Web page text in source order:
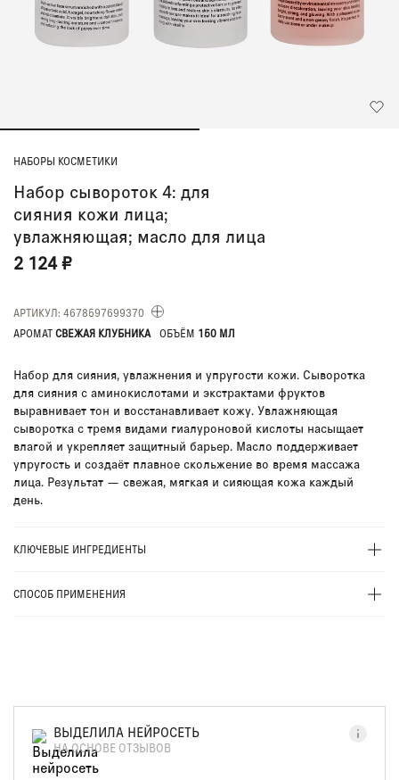
НАБОРЫ КОСМЕТИКИ
Набор сывороток 4: для
сияния кожи лица;
увлажняющая; масло для лица
2 124 ₽
АРТИКУЛ: 4678597699370
АРОМАТ СВЕЖАЯ КЛУБНИКА ОБЪЁМ 150 МЛ
Набор для сияния, увлажнения и упругости кожи. Сыворотка
для сияния с аминокислотами и экстрактами фруктов
выравнивает тон и восстанавливает кожу. Увлажняющая
сыворотка с тремя видами гиалуроновой кислоты насыщает
влагой и укрепляет защитный барьер. Масло поддерживает
упругость и создаёт плавное скольжение во время массажа
лица. Результат — свежая, мягкая и сияющая кожа каждый
день.
КЛЮЧЕВЫЕ ИНГРЕДИЕНТЫ
СПОСОБ ПРИМЕНЕНИЯ
ВЫДЕЛИЛА НЕЙРОСЕТЬ
НА ОСНОВЕ ОТЗЫВОВ